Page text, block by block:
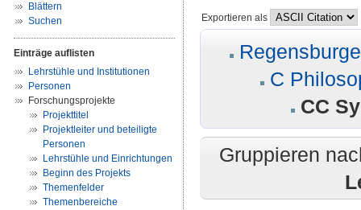
Blättern
Suchen
Einträge auflisten
Lehrstühle und Institutionen
Personen
Forschungsprojekte
Projekttitel
Projektleiter und beteiligte
Personen
Lehrstühle und Einrichtungen
Beginn des Projekts
Themenfelder
Themenbereiche
Exportieren als
C
CC
Gruppieren